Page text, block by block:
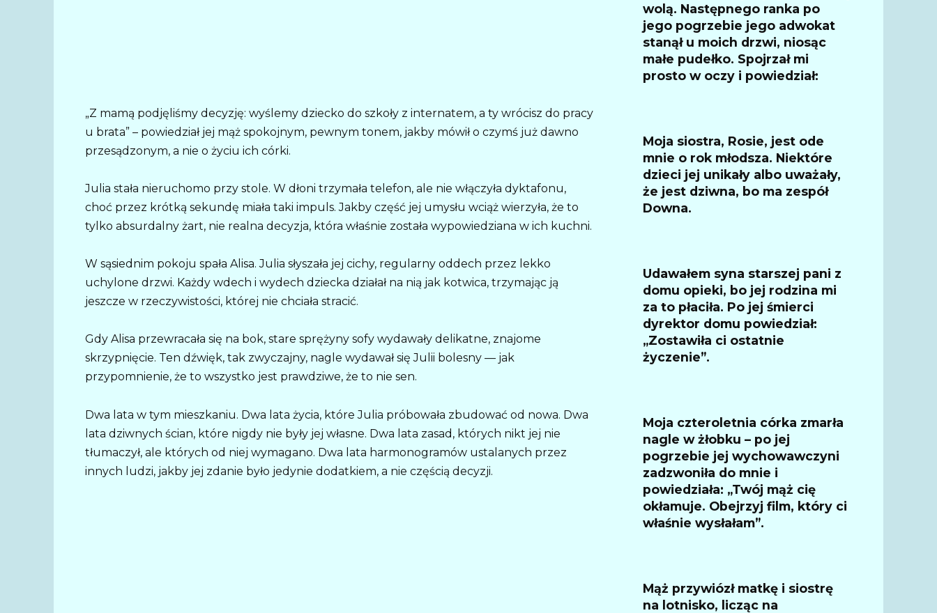
„Z mamą podjęliśmy decyzję: wyślemy dziecko do szkoły z internatem, a ty wrócisz do pracy
u brata” – powiedział jej mąż spokojnym, pewnym tonem, jakby mówił o czymś już dawno
przesądzonym, a nie o życiu ich córki.
Julia stała nieruchomo przy stole. W dłoni trzymała telefon, ale nie włączyła dyktafonu,
choć przez krótką sekundę miała taki impuls. Jakby część jej umysłu wciąż wierzyła, że to
tylko absurdalny żart, nie realna decyzja, która właśnie została wypowiedziana w ich kuchni.
W sąsiednim pokoju spała Alisa. Julia słyszała jej cichy, regularny oddech przez lekko
uchylone drzwi. Każdy wdech i wydech dziecka działał na nią jak kotwica, trzymając ją
jeszcze w rzeczywistości, której nie chciała stracić.
Gdy Alisa przewracała się na bok, stare sprężyny sofy wydawały delikatne, znajome
skrzypnięcie. Ten dźwięk, tak zwyczajny, nagle wydawał się Julii bolesny — jak
przypomnienie, że to wszystko jest prawdziwe, że to nie sen.
Dwa lata w tym mieszkaniu. Dwa lata życia, które Julia próbowała zbudować od nowa. Dwa
lata dziwnych ścian, które nigdy nie były jej własne. Dwa lata zasad, których nikt jej nie
tłumaczył, ale których od niej wymagano. Dwa lata harmonogramów ustalanych przez
innych ludzi, jakby jej zdanie było jedynie dodatkiem, a nie częścią decyzji.
wolą. Następnego ranka po
jego pogrzebie jego adwokat
stanął u moich drzwi, niosąc
małe pudełko. Spojrzał mi
prosto w oczy i powiedział:
Moja siostra, Rosie, jest ode
mnie o rok młodsza. Niektóre
dzieci jej unikały albo uważały,
że jest dziwna, bo ma zespół
Downa.
Udawałem syna starszej pani z
domu opieki, bo jej rodzina mi
za to płaciła. Po jej śmierci
dyrektor domu powiedział:
„Zostawiła ci ostatnie
życzenie”.
Moja czteroletnia córka zmarła
nagle w żłobku – po jej
pogrzebie jej wychowawczyni
zadzwoniła do mnie i
powiedziała: „Twój mąż cię
okłamuje. Obejrzyj film, który ci
właśnie wysłałam”.
Mąż przywiózł matkę i siostrę
na lotnisko, licząc na